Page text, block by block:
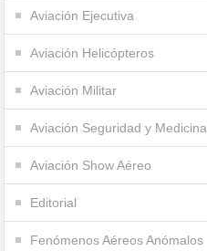
Aviación Ejecutiva
Aviación Helicópteros
Aviación Militar
Aviación Seguridad y Medicina
Aviación Show Aéreo
Editorial
Fenómenos Aéreos Anómalos